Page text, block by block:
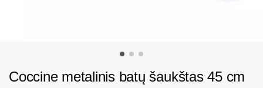
Coccine metalinis batų šaukštas 45 cm